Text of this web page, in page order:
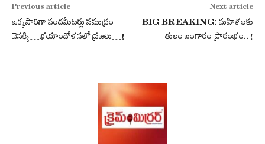
Previous article
ఒక్క‌సారిగా వంద‌మీట‌ర్లు స‌ముద్రం
వెన‌క్కి…భ‌యాందోళ‌న‌లో ప్ర‌జ‌లు…!
Next article
BIG BREAKING: మహిళలకు
తులం బంగారం ప్రారంభం..!